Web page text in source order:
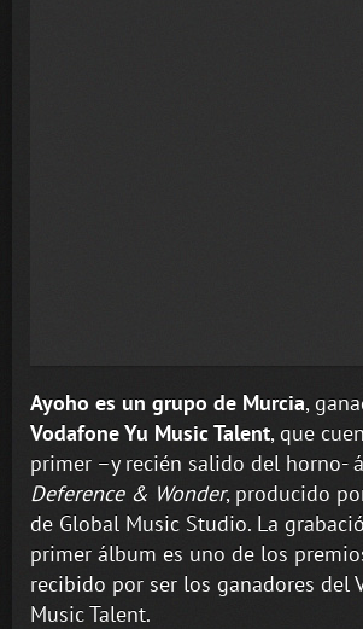
Ayoho es un grupo de Murcia,
Vodafone Yu Music Talent, que
primer –y recién salido del horno-
Deference & Wonder, producido
de Global Music Studio. La
primer álbum es uno de los
recibido por ser los ganadores del
Music Talent.